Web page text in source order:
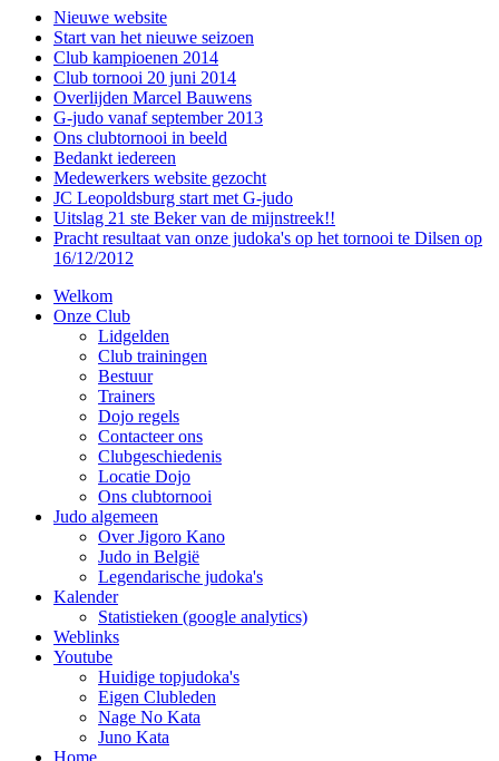
Nieuwe website
Start van het nieuwe seizoen
Club kampioenen 2014
Club tornooi 20 juni 2014
Overlijden Marcel Bauwens
G-judo vanaf september 2013
Ons clubtornooi in beeld
Bedankt iedereen
Medewerkers website gezocht
JC Leopoldsburg start met G-judo
Uitslag 21 ste Beker van de mijnstreek!!
Pracht resultaat van onze judoka's op het tornooi te Dilsen op
16/12/2012
Welkom
Onze Club
Lidgelden
Club trainingen
Bestuur
Trainers
Dojo regels
Contacteer ons
Clubgeschiedenis
Locatie Dojo
Ons clubtornooi
Judo algemeen
Over Jigoro Kano
Judo in België
Legendarische judoka's
Kalender
Statistieken (google analytics)
Weblinks
Youtube
Huidige topjudoka's
Eigen Clubleden
Nage No Kata
Juno Kata
Home